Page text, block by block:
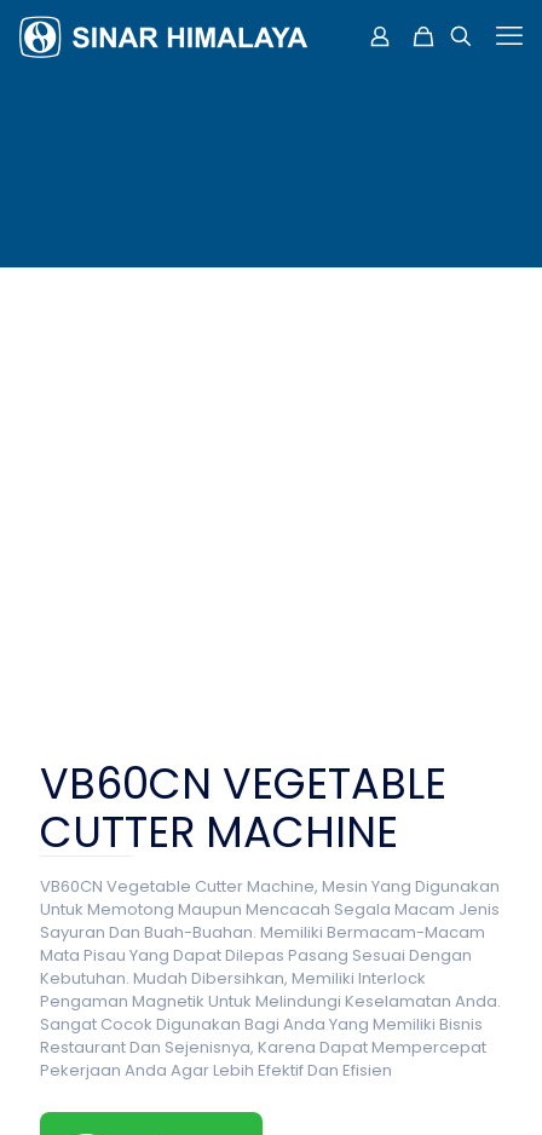
VB60CN VEGETABLE
CUTTER MACHINE
VB60CN Vegetable Cutter Machine, Mesin Yang Digunakan
Untuk Memotong Maupun Mencacah Segala Macam Jenis
Sayuran Dan Buah-Buahan. Memiliki Bermacam-Macam
Mata Pisau Yang Dapat Dilepas Pasang Sesuai Dengan
Kebutuhan. Mudah Dibersihkan, Memiliki Interlock
Pengaman Magnetik Untuk Melindungi Keselamatan Anda.
Sangat Cocok Digunakan Bagi Anda Yang Memiliki Bisnis
Restaurant Dan Sejenisnya, Karena Dapat Mempercepat
Pekerjaan Anda Agar Lebih Efektif Dan Efisien